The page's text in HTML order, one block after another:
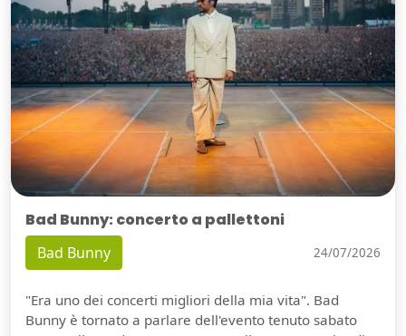
Bad Bunny: concerto a pallettoni
Bad Bunny 24/07/2026
"Era uno dei concerti migliori della mia vita". Bad
Bunny è tornato a parlare dell'evento tenuto sabato